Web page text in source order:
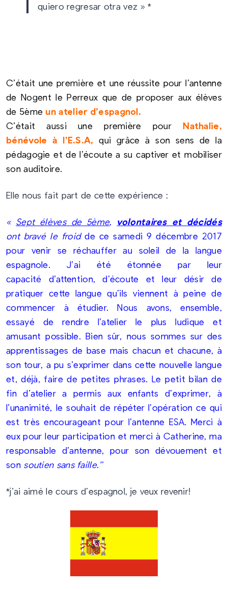
quiero regresar otra vez » *
C’était une première et une réussite pour l’antenne
de Nogent le Perreux que de proposer aux élèves
de 5ème un atelier d’espagnol.
C’était aussi une première pour Nathalie,
bénévole à l’E.S.A, qui grâce à son sens de la
pédagogie et de l’écoute a su captiver et mobiliser
son auditoire.
Elle nous fait part de cette expérience :
« Sept élèves de 5ème, volontaires et décidés
ont bravé le froid de ce samedi 9 décembre 2017
pour venir se réchauffer au soleil de la langue
espagnole. J’ai été étonnée par leur
capacité
d’attention, d’écoute et leur désir de
pratiquer cette langue qu’ils viennent à peine de
commencer à étudier. Nous avons,
ensemble,
essayé de rendre l’atelier le plus ludique et
amusant possible. Bien sûr, nous sommes sur des
apprentissages de base mais chacun et chacune, à
son tour, a pu s’exprimer dans cette nouvelle langue
et, déjà, faire de petites phrases. Le petit bilan de
fin d’atelier a permis aux enfants d’exprimer, à
l’unanimité, le souhait de répéter l’opération ce qui
est très encourageant pour l’antenne ESA. Merci à
eux pour leur participation et merci à Catherine, ma
responsable d’antenne, pour son dévouement et
son soutien sans faille.”
*j’ai aimé le cours d’espagnol, je veux revenir!